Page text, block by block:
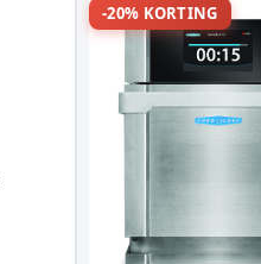
-20% KORTING